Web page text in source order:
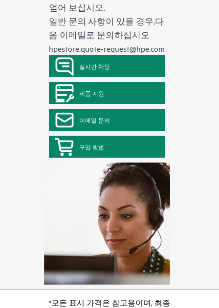
얻어 보십시오.
일반 문의 사항이 있을 경우,다
음 이메일로 문의하십시오
hpestore.quote-request@hpe.com
실시간 채팅
제품 지원
이메일 문의
구입 방법
*모든 표시 가격은 참고용이며, 최종